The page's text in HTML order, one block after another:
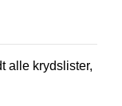
alle krydslister,